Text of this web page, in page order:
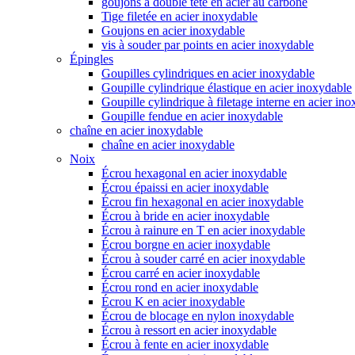
Tige filetée en acier inoxydable
Goujons en acier inoxydable
vis à souder par points en acier inoxydable
Épingles
Goupilles cylindriques en acier inoxydable
Goupille cylindrique élastique en acier inoxydable
Goupille cylindrique à filetage interne en acier
Goupille fendue en acier inoxydable
chaîne en acier inoxydable
chaîne en acier inoxydable
Noix
Écrou hexagonal en acier inoxydable
Écrou épaissi en acier inoxydable
Écrou fin hexagonal en acier inoxydable
Écrou à bride en acier inoxydable
Écrou à rainure en T en acier inoxydable
Écrou borgne en acier inoxydable
Écrou à souder carré en acier inoxydable
Écrou carré en acier inoxydable
Écrou rond en acier inoxydable
Écrou K en acier inoxydable
Écrou de blocage en nylon inoxydable
Écrou à ressort en acier inoxydable
Écrou à fente en acier inoxydable